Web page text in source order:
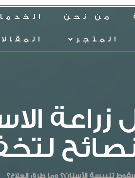
من نحن
المتجر
زراعة
تلبيسة الأسنان؟ وما طرق العلاج؟